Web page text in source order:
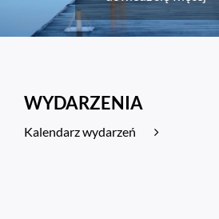
WYDARZENIA
Kalendarz wydarzeń